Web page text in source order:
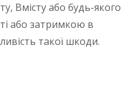
Вмісту або будь-якого
або затримкою в
такої шкоди.